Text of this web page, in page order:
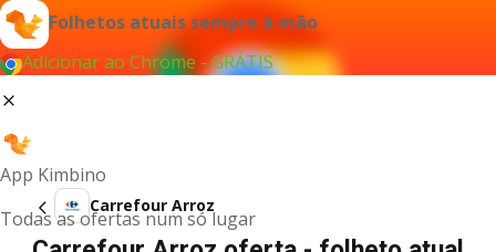
Folhetos atuais sempre à mão
Adicionar ao Chrome - GRÁTIS
App Kimbino
Todas as ofertas num só lugar
Carrefour Arroz